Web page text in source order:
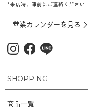
*来店時、事前にご連絡ください
営業カレンダーを見る ＞
SHOPPING
商品一覧